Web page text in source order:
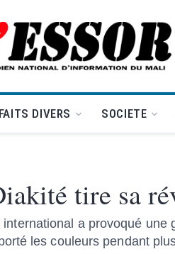
L'Essor - retour à la
FAITS DIVERS SOCIETE
tire sa
a provoqué
les couleurs pendant